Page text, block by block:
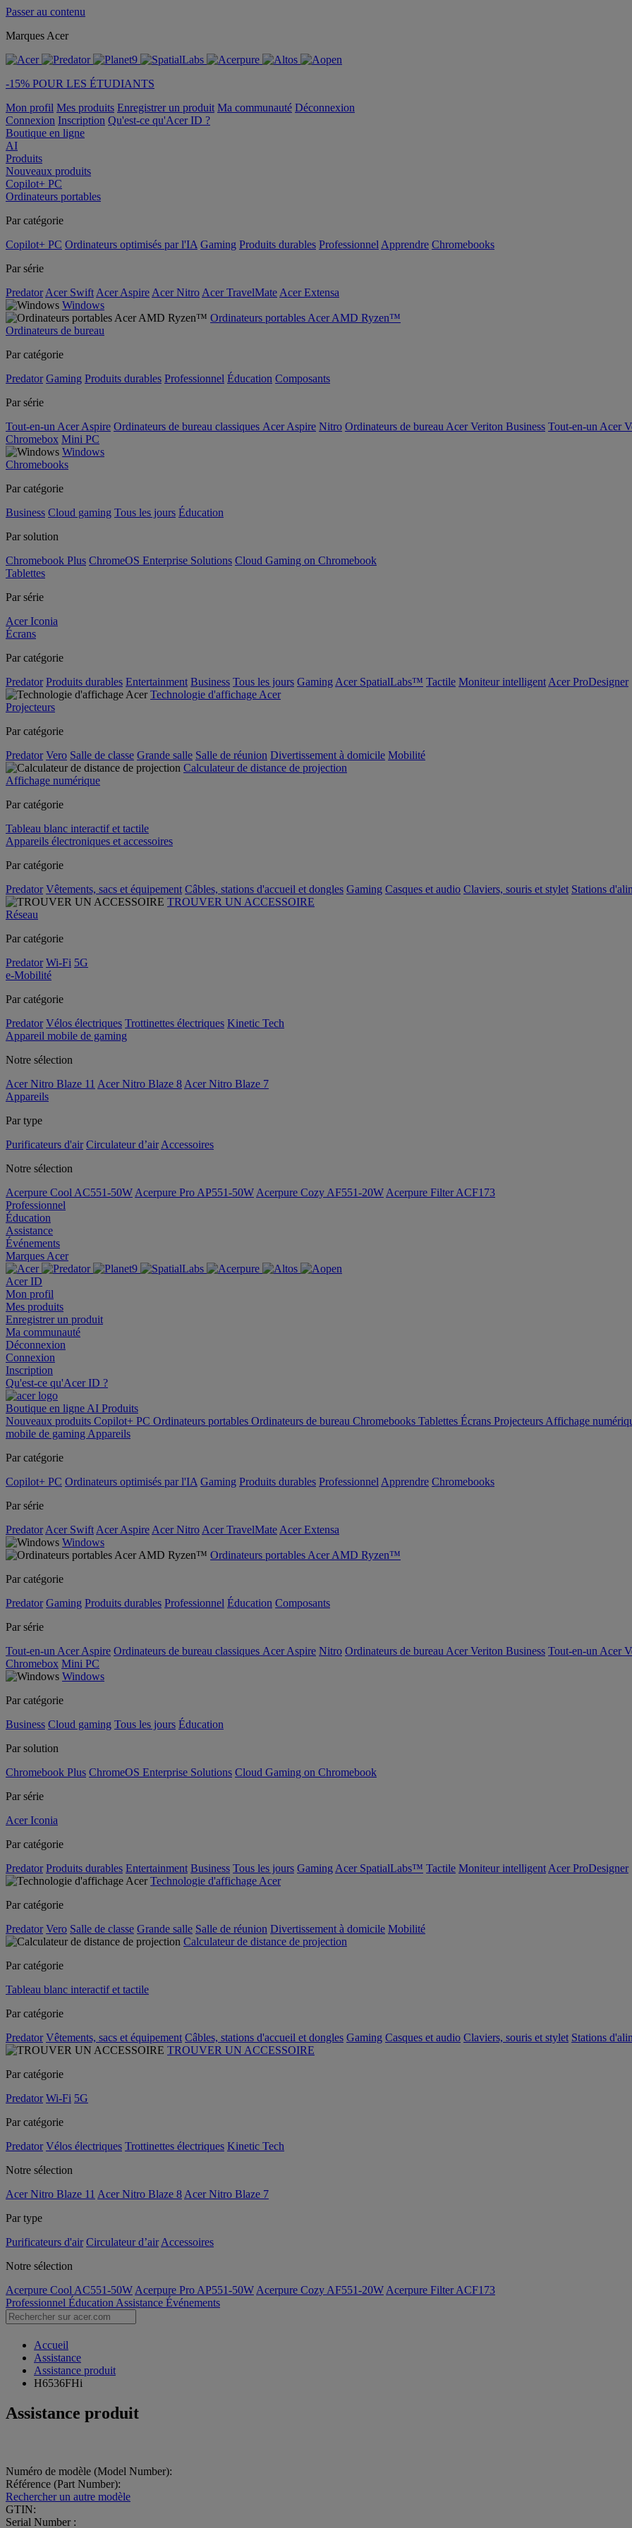
Passer au contenu
Marques Acer
-15% POUR LES ÉTUDIANTS
Mon profil Mes produits Enregistrer un produit Ma communauté Déconnexion
Connexion Inscription Qu'est-ce qu'Acer ID ?
Boutique en ligne
AI
Produits
Nouveaux produits
Copilot+ PC
Ordinateurs portables
Par catégorie
Copilot+ PC Ordinateurs optimisés par l'IA Gaming Produits durables Professionnel Apprendre Chromebooks
Par série
Predator Acer Swift Acer Aspire Acer Nitro Acer TravelMate Acer Extensa
Windows
Ordinateurs portables Acer AMD Ryzen™
Ordinateurs de bureau
Par catégorie
Predator Gaming Produits durables Professionnel Éducation Composants
Par série
Tout-en-un Acer Aspire Ordinateurs de bureau classiques Acer Aspire Nitro Ordinateurs de bureau Acer Veriton Business Tout-en-un Acer
Chromebox Mini PC
Windows
Chromebooks
Par catégorie
Business Cloud gaming Tous les jours Éducation
Par solution
Chromebook Plus ChromeOS Enterprise Solutions Cloud Gaming on Chromebook
Tablettes
Par série
Acer Iconia
Écrans
Par catégorie
Predator Produits durables Entertainment Business Tous les jours Gaming Acer SpatialLabs™ Tactile Moniteur intelligent Acer ProDesigner
Technologie d'affichage Acer
Projecteurs
Par catégorie
Predator Vero Salle de classe Grande salle Salle de réunion Divertissement à domicile Mobilité
Calculateur de distance de projection
Affichage numérique
Par catégorie
Tableau blanc interactif et tactile
Appareils électroniques et accessoires
Par catégorie
Predator Vêtements, sacs et équipement Câbles, stations d'accueil et dongles Gaming Casques et audio Claviers, souris et stylet Stations
TROUVER UN ACCESSOIRE
Réseau
Par catégorie
Predator Wi-Fi 5G
e-Mobilité
Par catégorie
Predator Vélos électriques Trottinettes électriques Kinetic Tech
Appareil mobile de gaming
Notre sélection
Acer Nitro Blaze 11 Acer Nitro Blaze 8 Acer Nitro Blaze 7
Appareils
Par type
Purificateurs d'air Circulateur d’air Accessoires
Notre sélection
Acerpure Cool AC551-50W Acerpure Pro AP551-50W Acerpure Cozy AF551-20W Acerpure Filter ACF173
Professionnel
Éducation
Assistance
Événements
Marques Acer
Acer ID
Mon profil
Mes produits
Enregistrer un produit
Ma communauté
Déconnexion
Connexion
Inscription
Qu'est-ce qu'Acer ID ?
Boutique en ligne AI Produits
Nouveaux produits Copilot+ PC Ordinateurs portables Ordinateurs de bureau Chromebooks Tablettes Écrans Projecteurs Affichage
mobile de gaming Appareils
Par catégorie
Copilot+ PC Ordinateurs optimisés par l'IA Gaming Produits durables Professionnel Apprendre Chromebooks
Par série
Predator Acer Swift Acer Aspire Acer Nitro Acer TravelMate Acer Extensa
Windows
Ordinateurs portables Acer AMD Ryzen™
Par catégorie
Predator Gaming Produits durables Professionnel Éducation Composants
Par série
Tout-en-un Acer Aspire Ordinateurs de bureau classiques Acer Aspire Nitro Ordinateurs de bureau Acer Veriton Business Tout-en-un Acer
Chromebox Mini PC
Windows
Par catégorie
Business Cloud gaming Tous les jours Éducation
Par solution
Chromebook Plus ChromeOS Enterprise Solutions Cloud Gaming on Chromebook
Par série
Acer Iconia
Par catégorie
Predator Produits durables Entertainment Business Tous les jours Gaming Acer SpatialLabs™ Tactile Moniteur intelligent Acer ProDesigner
Technologie d'affichage Acer
Par catégorie
Predator Vero Salle de classe Grande salle Salle de réunion Divertissement à domicile Mobilité
Calculateur de distance de projection
Par catégorie
Tableau blanc interactif et tactile
Par catégorie
Predator Vêtements, sacs et équipement Câbles, stations d'accueil et dongles Gaming Casques et audio Claviers, souris et stylet Stations
TROUVER UN ACCESSOIRE
Par catégorie
Predator Wi-Fi 5G
Par catégorie
Predator Vélos électriques Trottinettes électriques Kinetic Tech
Notre sélection
Acer Nitro Blaze 11 Acer Nitro Blaze 8 Acer Nitro Blaze 7
Par type
Purificateurs d'air Circulateur d’air Accessoires
Notre sélection
Acerpure Cool AC551-50W Acerpure Pro AP551-50W Acerpure Cozy AF551-20W Acerpure Filter ACF173
Professionnel Éducation Assistance Événements
Accueil
Assistance
Assistance produit
H6536FHi
Assistance produit
Numéro de modèle (Model Number):
Référence (Part Number):
Rechercher un autre modèle
GTIN:
Serial Number :